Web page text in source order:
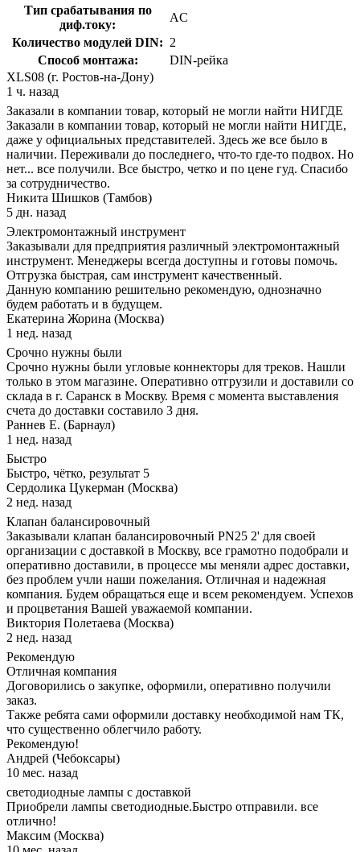
Тип срабатывания по
диф.току:
AC
Количество модулей DIN: 2
Способ монтажа:
DIN-рейка
XLS08 (г. Ростов-на-Дону)
1 ч. назад
Заказали в компании товар, который не могли найти НИГДЕ
Заказали в компании товар, который не могли найти НИГДЕ,
даже у официальных представителей. Здесь же все было в
наличии. Переживали до последнего, что-то где-то подвох. Но
нет... все получили. Все быстро, четко и по цене гуд. Спасибо
за сотрудничество.
Никита Шишков (Тамбов)
5 дн. назад
Электромонтажный инструмент
Заказывали для предприятия различный электромонтажный
инструмент. Менеджеры всегда доступны и готовы помочь.
Отгрузка быстрая, сам инструмент качественный.
Данную компанию решительно рекомендую, однозначно
будем работать и в будущем.
Екатерина Жорина (Москва)
1 нед. назад
Срочно нужны были
Срочно нужны были угловые коннекторы для треков. Нашли
только в этом магазине. Оперативно отгрузили и доставили со
склада в г. Саранск в Москву. Время с момента выставления
счета до доставки составило 3 дня.
Раннев Е. (Барнаул)
1 нед. назад
Быстро
Быстро, чётко, результат 5
Сердолика Цукерман (Москва)
2 нед. назад
Клапан балансировочный
Заказывали клапан балансировочный PN25 2' для своей
организации с доставкой в Москву, все грамотно подобрали и
оперативно доставили, в процессе мы меняли адрес доставки,
без проблем учли наши пожелания. Отличная и надежная
компания. Будем обращаться еще и всем рекомендуем. Успехов
и процветания Вашей уважаемой компании.
Виктория Полетаева (Москва)
2 нед. назад
Рекомендую
Отличная компания
Договорились о закупке, оформили, оперативно получили
заказ.
Также ребята сами оформили доставку необходимой нам ТК,
что существенно облегчило работу.
Рекомендую!
Андрей (Чебоксары)
10 мес. назад
светодиодные лампы с доставкой
Приобрели лампы светодиодные.Быстро отправили. все
отлично!
Максим (Москва)